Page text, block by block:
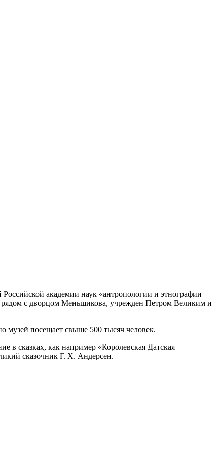
академии наук «антропологии и этнографии
рядом с дворцом Меньшикова, учрежден Петром Великим и
музей посещает свыше 500 тысяч человек.
сказках, как например «Королевская Датская
сказочник Г. Х. Андерсен.